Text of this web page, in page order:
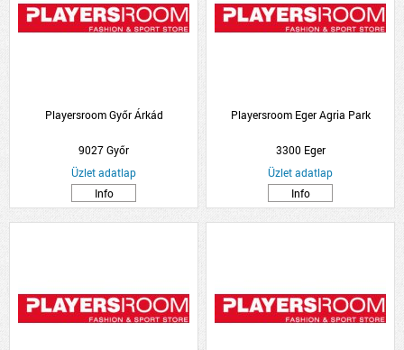
Playersroom Győr Árkád
9027 Győr
Üzlet adatlap
Info
Playersroom Eger Agria Park
3300 Eger
Üzlet adatlap
Info